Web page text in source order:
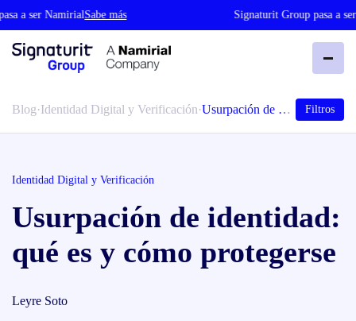
a ser NamirialSabe más Signaturit Group pasa a ser
Blog·Identidad Digital y Verificación·Usurpación de … Filtros
Identidad Digital y Verificación
Usurpación de identidad:
qué es y cómo protegerse
Leyre Soto